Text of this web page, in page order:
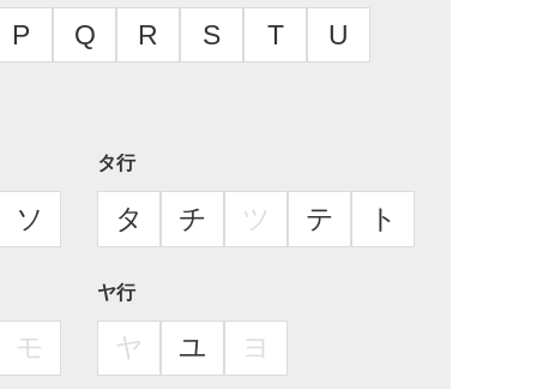
P Q R S T U
ソ
タ行
タ チ ツ テ ト
モ
ヤ行
ヤ ユ ヨ